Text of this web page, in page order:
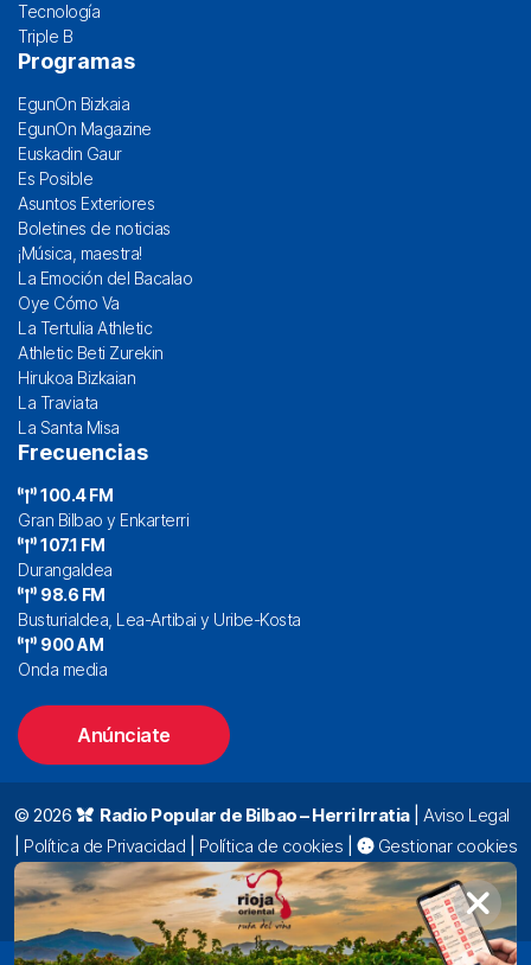
Tecnología
Triple B
Programas
EgunOn Bizkaia
EgunOn Magazine
Euskadin Gaur
Es Posible
Asuntos Exteriores
Boletines de noticias
¡Música, maestra!
La Emoción del Bacalao
Oye Cómo Va
La Tertulia Athletic
Athletic Beti Zurekin
Hirukoa Bizkaian
La Traviata
La Santa Misa
Frecuencias
100.4 FM
Gran Bilbao y Enkarterri
107.1 FM
Durangaldea
98.6 FM
Busturialdea, Lea-Artibai y Uribe-Kosta
900 AM
Onda media
Anúnciate
© 2026 Radio Popular de Bilbao – Herri Irratia| Aviso Legal
Política de Privacidad Política de cookies
Gestionar cookies
Alda. Mazarredo, 47 – 7º 48009 Bilbao |
94 423 92 00|
oyentes@radiopopular.com